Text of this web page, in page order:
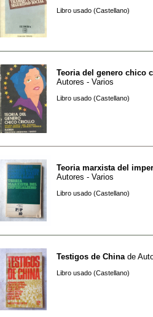
Libro usado (Castellano)
Teoria del genero chico
Autores - Varios
Libro usado (Castellano)
Teoria marxista del
Autores - Varios
Libro usado (Castellano)
Testigos de China de
Libro usado (Castellano)